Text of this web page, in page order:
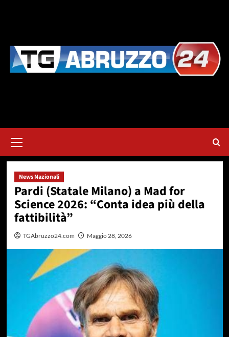
principale
News Nazionali
Pardi (Statale Milano) a Mad for
Science 2026: “Conta idea più della
fattibilità”
TGAbruzzo24.com Maggio 28, 2026